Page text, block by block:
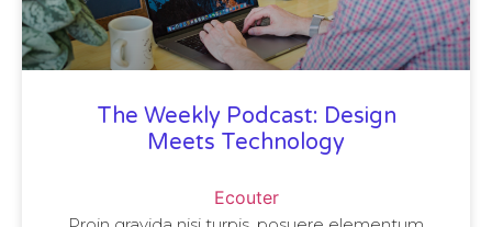
The Weekly Podcast: Design
Meets Technology
Ecouter